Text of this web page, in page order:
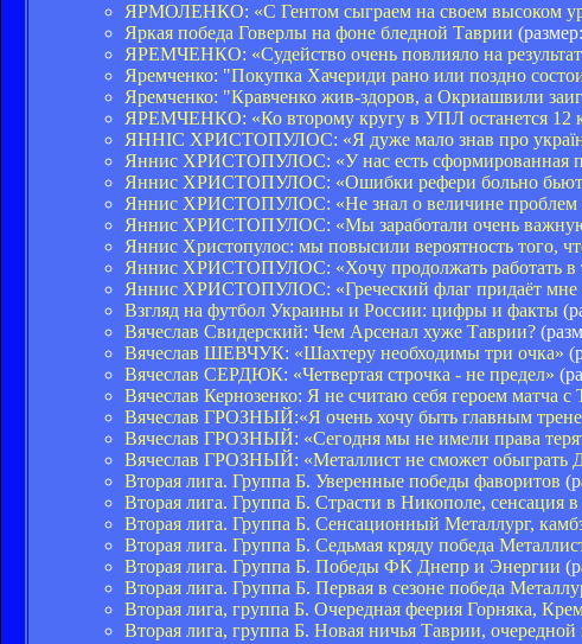
ЯРМОЛЕНКО: «С Гентом сыграем на своем высоком
Яркая победа Говерлы на фоне бледной Таврии
ЯРЕМЧЕНКО: «Судейство очень повлияло на
Яремченко: "Покупка Хачериди рано или поздно
Яремченко: "Кравченко жив-здоров, а Окриашвили
ЯРЕМЧЕНКО: «Ко второму кругу в УПЛ останется 12
ЯННІС ХРИСТОПУЛОС: «Я дуже мало знав про
Яннис ХРИСТОПУЛОС: «У нас есть сформированная
Яннис ХРИСТОПУЛОС: «Ошибки рефери больно бьют
Яннис ХРИСТОПУЛОС: «Не знал о величине проблем
Яннис ХРИСТОПУЛОС: «Мы заработали очень
Яннис Христопулос: мы повысили вероятность того,
Яннис ХРИСТОПУЛОС: «Хочу продолжать работать в
Яннис ХРИСТОПУЛОС: «Греческий флаг придаёт мне
Взгляд на футбол Украины и России: цифры и факты
Вячеслав Свидерский: Чем Арсенал хуже Таврии?
Вячеслав ШЕВЧУК: «Шахтеру необходимы три очка»
Вячеслав СЕРДЮК: «Четвертая строчка - не предел»
Вячеслав Кернозенко: Я не считаю себя героем матча с
Вячеслав ГРОЗНЫЙ:«Я очень хочу быть главным
Вячеслав ГРОЗНЫЙ: «Сегодня мы не имели права
Вячеслав ГРОЗНЫЙ: «Металлист не сможет обыграть
Вторая лига. Группа Б. Уверенные победы фаворитов
Вторая лига. Группа Б. Страсти в Никополе, сенсация
Вторая лига. Группа Б. Сенсационный Металлург,
Вторая лига. Группа Б. Седьмая кряду победа
Вторая лига. Группа Б. Победы ФК Днепр и Энергии
Вторая лига. Группа Б. Первая в сезоне победа
Вторая лига, группа Б. Очередная феерия Горняка,
Вторая лига, группа Б. Новая ничья Таврии,